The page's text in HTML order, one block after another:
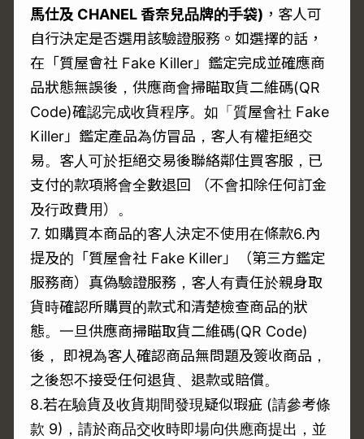
馬仕及 CHANEL香奈兒品牌的手袋) ，客人可
自行決定是否選用該驗證服務。如選擇的話，
在「質屋會社 Fake Killer」鑑定完成並確應商
品狀態無誤後，供應商會掃瞄取貨二維碼(QR
Code)確認完成收貨程序。如「質屋會社 Fake
Killer」鑑定產品為仿冒品，客人有權拒絕交
易。客人可於拒絕交易後聯絡鄰住買客服，已
支付的款項將會全數退回 （不會扣除任何訂金
及行政費用）。
7. 如購買本商品的客人決定不使用在條款6.內
提及的「質屋會社 Fake Killer」（第三方鑑定
服務商）真偽驗證服務，客人有責任於親身取
貨時確認所購買的款式和清楚檢查商品的狀
態。一旦供應商掃瞄取貨二維碼(QR Code)
後， 即視為客人確認商品無問題及簽收商品，
之後恕不接受任何退貨、退款或賠償。
8.若在驗貨及收貨期間發現疑似瑕疵 (請參考條
款 9)，請於商品交收時即場向供應商提出，並